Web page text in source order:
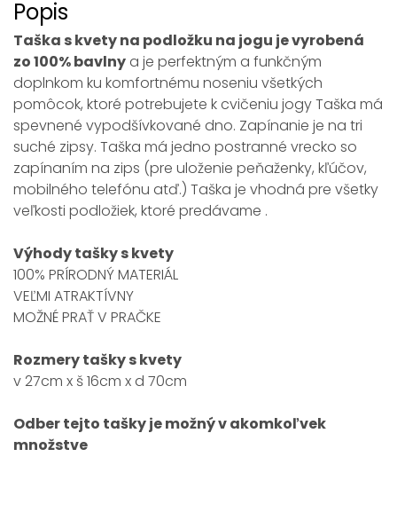
Popis
Taška s kvety na podložku na jogu je vyrobená
zo 100% bavlny a je perfektným a funkčným
doplnkom ku komfortnému noseniu všetkých
pomôcok, ktoré potrebujete k cvičeniu jogy Taška má
spevnené vypodšívkované dno. Zapínanie je na tri
suché zipsy. Taška má jedno postranné vrecko so
zapínaním na zips (pre uloženie peňaženky, kľúčov,
mobilného telefónu atď.) Taška je vhodná pre všetky
veľkosti podložiek, ktoré predávame .
Výhody tašky s kvety
100% PRÍRODNÝ MATERIÁL
VEĽMI ATRAKTÍVNY
MOŽNÉ PRAŤ V PRAČKE
Rozmery tašky s kvety
v 27cm x š 16cm x d 70cm
Odber tejto tašky je možný v akomkoľvek
množstve